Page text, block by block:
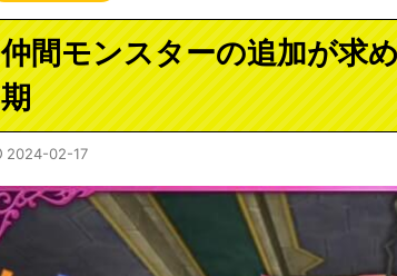
仲間モンスターの追加が求
期
2024-02-17